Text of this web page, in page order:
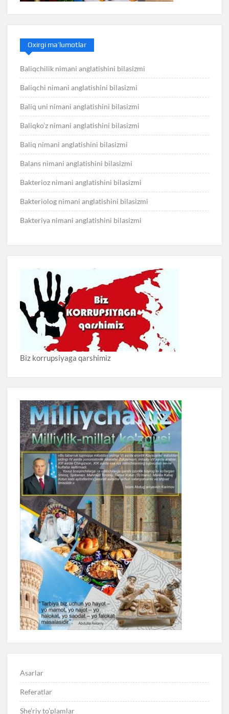
Oxirgi ma’lumotlar
Baliqchilik nimani anglatishini bilasizmi
Baliqchi nimani anglatishini bilasizmi
Baliq uni nimani anglatishini bilasizmi
Baliqko’z nimani anglatishini bilasizmi
Baliq nimani anglatishini bilasizmi
Balans nimani anglatishini bilasizmi
Bakterioz nimani anglatishini bilasizmi
Bakteriolog nimani anglatishini bilasizmi
Bakteriya nimani anglatishini bilasizmi
Biz korrupsiyaga qarshimiz
Asarlar
Referatlar
She’riy to’plamlar